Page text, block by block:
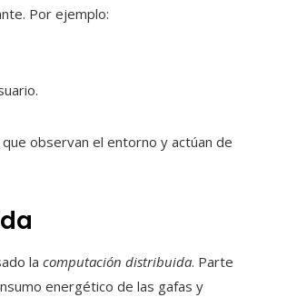
Por ejemplo:
observan el entorno y actúan de
la computación distribuida. Parte
energético de las gafas y